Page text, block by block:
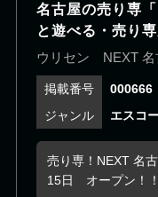
名古屋の売り専
と遊べる・売り
ウリセン NEXT 名
000666
エスコ
売り専！NEXT 名
15日 オープン！！